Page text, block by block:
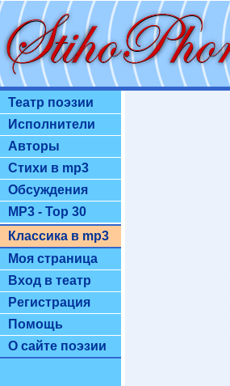
Театр поэзии
Исполнители
Авторы
Стихи в mp3
Обсуждения
MP3 - Top 30
Классика в mp3
Моя страница
Вход в театр
Регистрация
Помощь
О сайте поэзии